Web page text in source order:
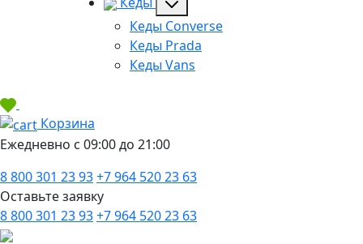
Кеды Converse
Кеды Prada
Кеды Vans
Корзина
Ежедневно с 09:00 до 21:00
8 800 301 23 93+7 964 520 23 63
Оставьте заявку
8 800 301 23 93+7 964 520 23 63